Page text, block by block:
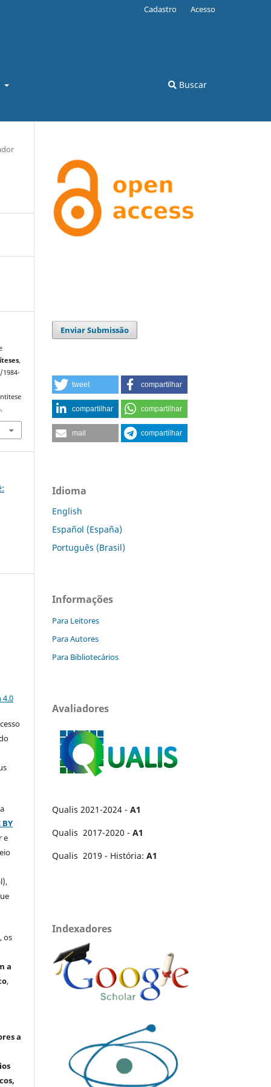
Buscar
Cadastro Acesso
,
1984-
4.0
e
os
a
,
a
Enviar Submissão
tweet compartilhar
compartilhar compartilhar
mail compartilhar
Idioma
English
Español (España)
Português (Brasil)
Informações
Para Leitores
Para Autores
Para Bibliotecários
Avaliadores
Qualis 2021-2024 - A1
Qualis 2017-2020 - A1
Qualis 2019 - História: A1
Indexadores